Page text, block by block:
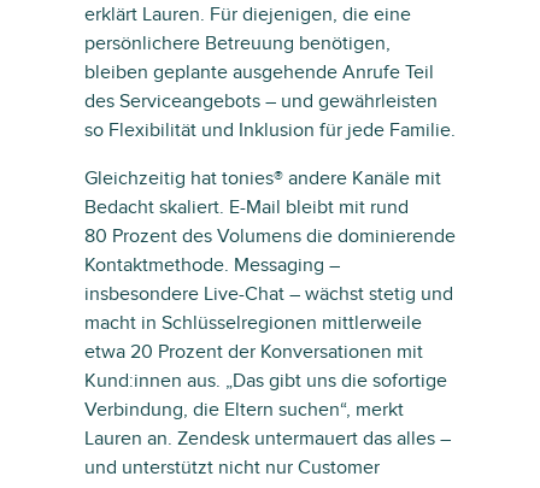
erklärt Lauren. Für diejenigen, die eine
persönlichere Betreuung benötigen,
bleiben geplante ausgehende Anrufe Teil
des Serviceangebots – und gewährleisten
so Flexibilität und Inklusion für jede Familie.
Gleichzeitig hat tonies® andere Kanäle mit
Bedacht skaliert. E-Mail bleibt mit rund
80 Prozent des Volumens die dominierende
Kontaktmethode. Messaging –
insbesondere Live-Chat – wächst stetig und
macht in Schlüsselregionen mittlerweile
etwa 20 Prozent der Konversationen mit
Kund:innen aus. „Das gibt uns die sofortige
Verbindung, die Eltern suchen“, merkt
Lauren an. Zendesk untermauert das alles –
und unterstützt nicht nur Customer